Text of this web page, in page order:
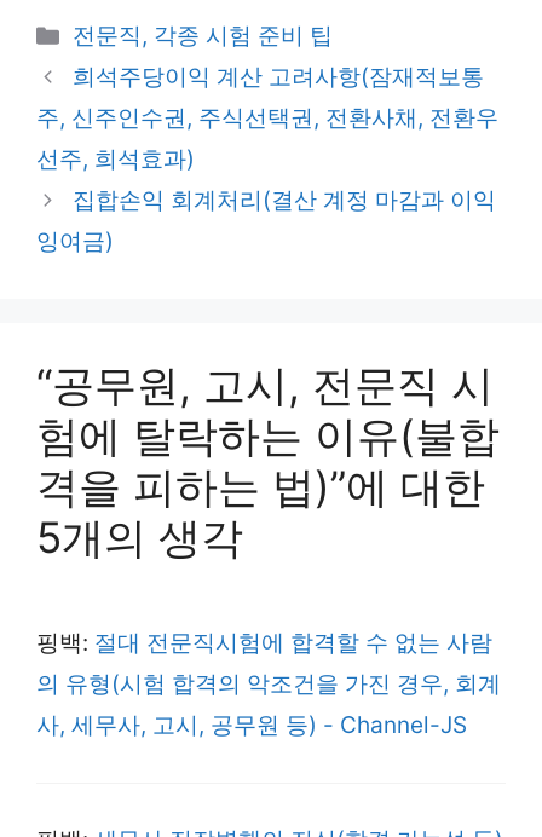
카
테
리
전문직, 각종 시험 준비 팁
희석주당이익 계산 고려사항(잠재적보통
주, 신주인수권, 주식선택권, 전환사채, 전환우
선주, 희석효과)
집합손익 회계처리(결산 계정 마감과 이익
잉여금)
“공무원, 고시, 전문직 시
험에 탈락하는 이유(불합
격을 피하는 법)”에 대한
5개의 생각
핑백: 절대 전문직시험에 합격할 수 없는 사람
의 유형(시험 합격의 악조건을 가진 경우, 회계
사, 세무사, 고시, 공무원 등) - Channel-JS